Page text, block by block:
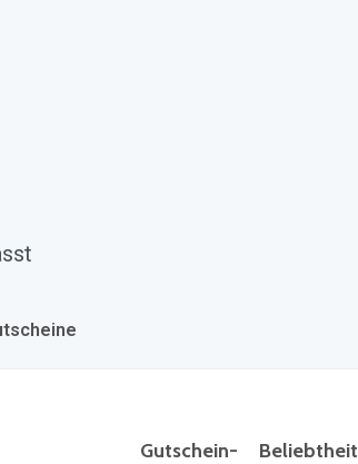
Gutschein-
Beliebtheit